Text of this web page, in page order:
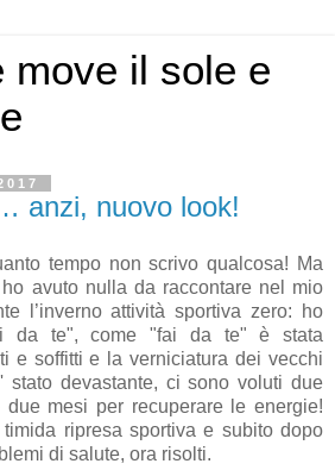
move il sole e
anzi, nuovo look!
tempo non scrivo qualcosa! Ma
avuto nulla da raccontare nel mio
l’inverno attività sportiva zero: ho
da te", come "fai da te" è stata
e soffitti e la verniciatura dei vecchi
stato devastante, ci sono voluti due
mesi per recuperare le energie!
ripresa sportiva e subito dopo
di salute, ora risolti.